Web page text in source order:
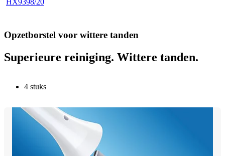
HX9398/20
Opzetborstel voor wittere tanden
Superieure reiniging. Wittere tanden.
4 stuks